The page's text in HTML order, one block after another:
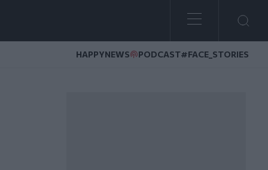
HAPPYNEWS PODCAST#FACE_STORIES